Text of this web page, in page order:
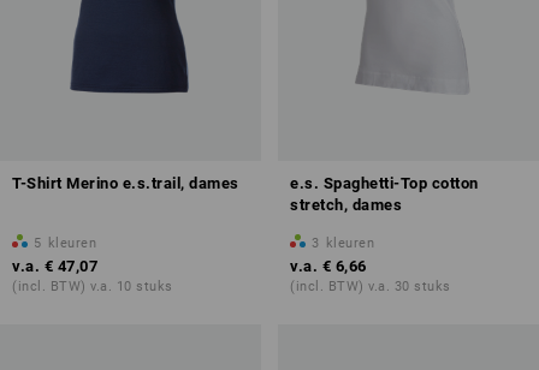
T-Shirt Merino e.s.trail, dames
5 kleuren
v.a. € 47,07
(incl. BTW) v.a. 10 stuks
e.s. Spaghetti-Top cotton
stretch, dames
3 kleuren
v.a. € 6,66
(incl. BTW) v.a. 30 stuks